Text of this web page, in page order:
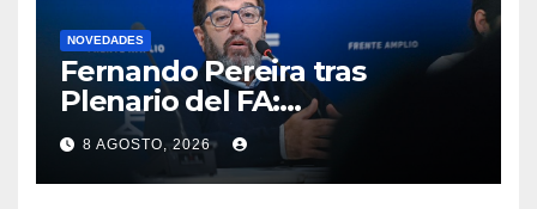
NOVEDADES
Fernando Pereira tras
Plenario del FA:
“Probablemente Orsi no
luzca tan bien en la tribuna”
como Lacalle Pou “pero en la
8 AGOSTO, 2026